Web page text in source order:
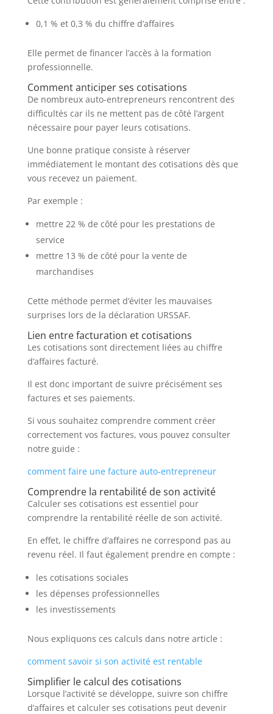
0,1 % et 0,3 % du chiffre d’affaires
Elle permet de financer l’accès à la formation
professionnelle.
Comment anticiper ses cotisations
De nombreux auto-entrepreneurs rencontrent des
difficultés car ils ne mettent pas de côté l’argent
nécessaire pour payer leurs cotisations.
Une bonne pratique consiste à réserver
immédiatement le montant des cotisations dès que
vous recevez un paiement.
Par exemple :
mettre 22 % de côté pour les prestations de
service
mettre 13 % de côté pour la vente de
marchandises
Cette méthode permet d’éviter les mauvaises
surprises lors de la déclaration URSSAF.
Lien entre facturation et cotisations
Les cotisations sont directement liées au chiffre
d’affaires facturé.
Il est donc important de suivre précisément ses
factures et ses paiements.
Si vous souhaitez comprendre comment créer
correctement vos factures, vous pouvez consulter
notre guide :
comment faire une facture auto-entrepreneur
Comprendre la rentabilité de son activité
Calculer ses cotisations est essentiel pour
comprendre la rentabilité réelle de son activité.
En effet, le chiffre d’affaires ne correspond pas au
revenu réel. Il faut également prendre en compte :
les cotisations sociales
les dépenses professionnelles
les investissements
Nous expliquons ces calculs dans notre article :
comment savoir si son activité est rentable
Simplifier le calcul des cotisations
Lorsque l’activité se développe, suivre son chiffre
d’affaires et calculer ses cotisations peut devenir